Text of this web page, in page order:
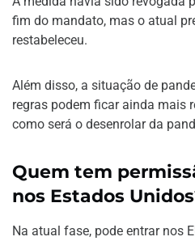
fim do mandato, mas o atual
restabeleceu.
Além disso, a situação de
regras podem ficar ainda mais
como será o desenrolar da
Quem tem
nos Estados
Na atual fase, pode entrar nos